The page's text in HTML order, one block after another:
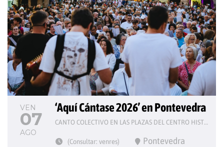
VEN
07
AGO
‘Aquí Cántase 2026’ en Pontevedra
CANTO COLECTIVO EN LAS PLAZAS DEL CENTRO HISTÓRICO
(Consultar: venres) Pontevedra